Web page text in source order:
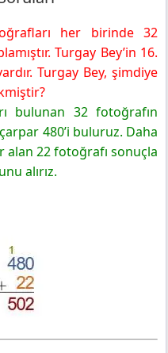
her birinde 32
Turgay Bey’in 16.
Turgay Bey, şimdiye
bulunan 32 fotoğrafın
480’i buluruz. Daha
alan 22 fotoğrafı sonuçla
alırız.